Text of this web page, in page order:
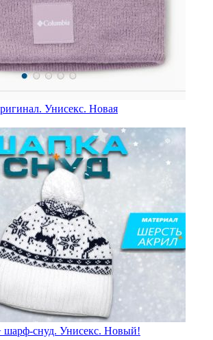
Унисекс. Новая
снуд. Унисекс. Новый!